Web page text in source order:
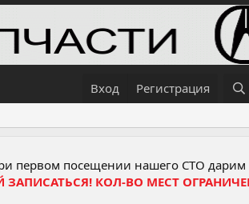
Вход Регистрация
первом посещении нашего СТО дарим
ЗАПИСАТЬСЯ! КОЛ-ВО МЕСТ